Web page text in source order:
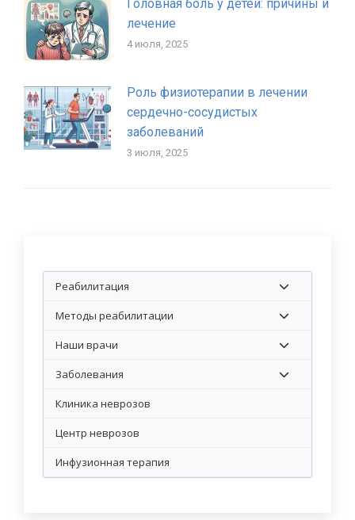
Головная боль у детей: причины и
лечение
4 июля, 2025
Роль физиотерапии в лечении
сердечно-сосудистых
заболеваний
3 июля, 2025
Реабилитация
Методы реабилитации
Наши врачи
Заболевания
Клиника неврозов
Центр неврозов
Инфузионная терапия